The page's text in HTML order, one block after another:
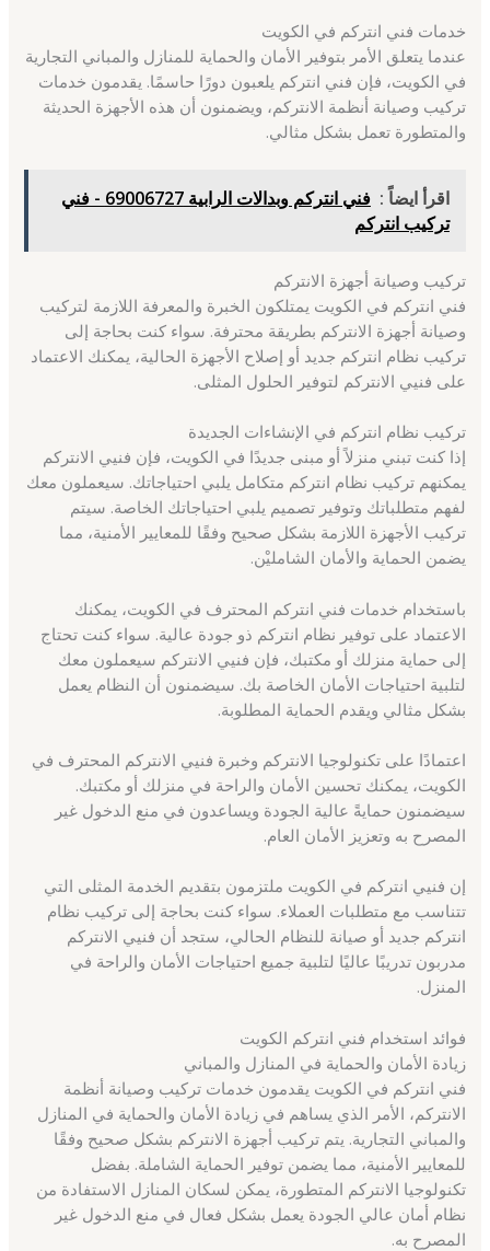
خدمات فني انتركم في الكويت
عندما يتعلق الأمر بتوفير الأمان والحماية للمنازل والمباني التجارية
في الكويت، فإن فني انتركم يلعبون دورًا حاسمًا. يقدمون خدمات
تركيب وصيانة أنظمة الانتركم، ويضمنون أن هذه الأجهزة الحديثة
والمتطورة تعمل بشكل مثالي.
اقرأ ايضاً :
فني انتركم وبدالات الرابية 69006727 - فني
تركيب انتركم
تركيب وصيانة أجهزة الانتركم
فني انتركم في الكويت يمتلكون الخبرة والمعرفة اللازمة لتركيب
وصيانة أجهزة الانتركم بطريقة محترفة. سواء كنت بحاجة إلى
تركيب نظام انتركم جديد أو إصلاح الأجهزة الحالية، يمكنك الاعتماد
على فنيي الانتركم لتوفير الحلول المثلى.
تركيب نظام انتركم في الإنشاءات الجديدة
إذا كنت تبني منزلاً أو مبنى جديدًا في الكويت، فإن فنيي الانتركم
يمكنهم تركيب نظام انتركم متكامل يلبي احتياجاتك. سيعملون معك
لفهم متطلباتك وتوفير تصميم يلبي احتياجاتك الخاصة. سيتم
تركيب الأجهزة اللازمة بشكل صحيح وفقًا للمعايير الأمنية، مما
يضمن الحماية والأمان الشامليْن.
باستخدام خدمات فني انتركم المحترف في الكويت، يمكنك
الاعتماد على توفير نظام انتركم ذو جودة عالية. سواء كنت تحتاج
إلى حماية منزلك أو مكتبك، فإن فنيي الانتركم سيعملون معك
لتلبية احتياجات الأمان الخاصة بك. سيضمنون أن النظام يعمل
بشكل مثالي ويقدم الحماية المطلوبة.
اعتمادًا على تكنولوجيا الانتركم وخبرة فنيي الانتركم المحترف في
الكويت، يمكنك تحسين الأمان والراحة في منزلك أو مكتبك.
سيضمنون حمايةً عالية الجودة ويساعدون في منع الدخول غير
المصرح به وتعزيز الأمان العام.
إن فنيي انتركم في الكويت ملتزمون بتقديم الخدمة المثلى التي
تتناسب مع متطلبات العملاء. سواء كنت بحاجة إلى تركيب نظام
انتركم جديد أو صيانة للنظام الحالي، ستجد أن فنيي الانتركم
مدربون تدريبًا عاليًا لتلبية جميع احتياجات الأمان والراحة في
المنزل.
فوائد استخدام فني انتركم الكويت
زيادة الأمان والحماية في المنازل والمباني
فني انتركم في الكويت يقدمون خدمات تركيب وصيانة أنظمة
الانتركم، الأمر الذي يساهم في زيادة الأمان والحماية في المنازل
والمباني التجارية. يتم تركيب أجهزة الانتركم بشكل صحيح وفقًا
للمعايير الأمنية، مما يضمن توفير الحماية الشاملة. بفضل
تكنولوجيا الانتركم المتطورة، يمكن لسكان المنازل الاستفادة من
نظام أمان عالي الجودة يعمل بشكل فعال في منع الدخول غير
المصرح به.